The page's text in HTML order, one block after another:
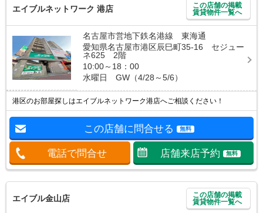
エイブルネットワーク 港店
この店舗の掲載
賃貸物件一覧へ
名古屋市営地下鉄名港線 東海通
愛知県名古屋市港区辰巳町35-16 セジュー
ネ625 2階
10:00～18：00
水曜日 GW（4/28～5/6）
港区のお部屋探しはエイブルネットワーク港店へご相談ください！
この店舗に問合せる 無料
電話で問合せ 店舗来店予約 無料
エイブル金山店
この店舗の掲載
賃貸物件一覧へ